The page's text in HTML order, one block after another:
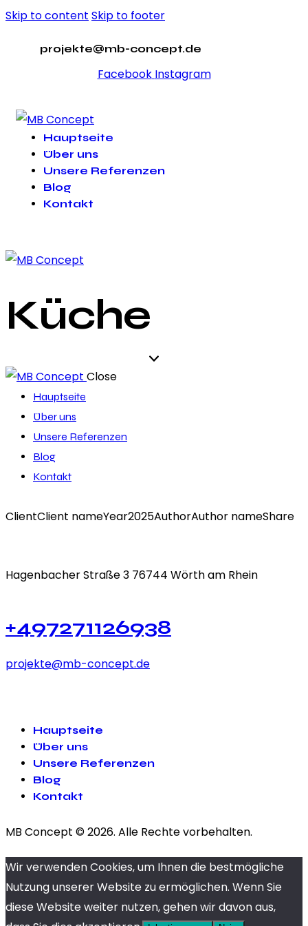
Skip to content Skip to footer
projekte@mb-concept.de
Facebook Instagram
Hauptseite
Über uns
Unsere Referenzen
Blog
Kontakt
Küche
Close
Hauptseite
Über uns
Unsere Referenzen
Blog
Kontakt
ClientClient nameYear2025AuthorAuthor nameShare
Hagenbacher Straße 3 76744 Wörth am Rhein
+497271126938
projekte@mb-concept.de
Hauptseite
Über uns
Unsere Referenzen
Blog
Kontakt
MB Concept © 2026. Alle Rechte vorbehalten.
Wir verwenden Cookies, um Ihnen die bestmögliche
Nutzung unserer Website zu ermöglichen. Wenn Sie
diese Website weiter nutzen, gehen wir davon aus,